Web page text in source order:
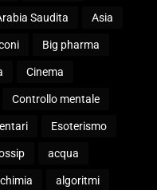
Saudita Asia
Big pharma
Cinema
Controllo mentale
Esoterismo
acqua
algoritmi